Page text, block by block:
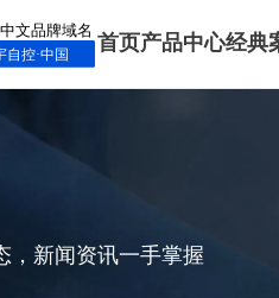
首页产品中心经典
，新闻资讯一手掌握